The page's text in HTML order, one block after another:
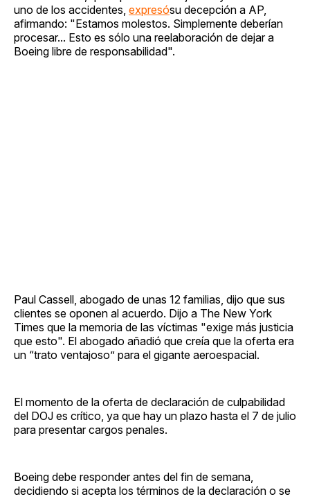
uno de los accidentes, expresósu decepción a AP,
afirmando: "Estamos molestos. Simplemente deberían
procesar... Esto es sólo una reelaboración de dejar a
Boeing libre de responsabilidad".
Paul Cassell, abogado de unas 12 familias, dijo que sus
clientes se oponen al acuerdo. Dijo a The New York
Times que la memoria de las víctimas "exige más justicia
que esto". El abogado añadió que creía que la oferta era
un “trato ventajoso” para el gigante aeroespacial.
El momento de la oferta de declaración de culpabilidad
del DOJ es crítico, ya que hay un plazo hasta el 7 de julio
para presentar cargos penales.
Boeing debe responder antes del fin de semana,
decidiendo si acepta los términos de la declaración o se